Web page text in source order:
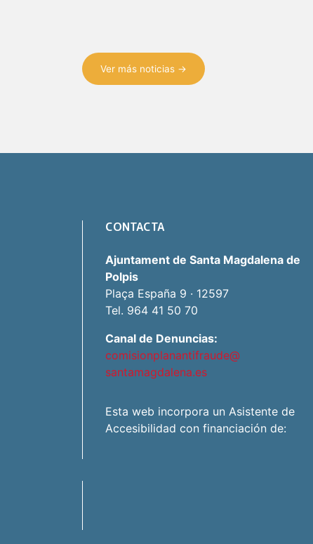
Ver más noticias →
CONTACTA
Ajuntament de Santa Magdalena de
Polpis
Plaça España 9 · 12597
Tel. 964 41 50 70
Canal de Denuncias:
comisionplanantifraude@
santamagdalena.es
Esta web incorpora un Asistente de
Accesibilidad con financiación de: